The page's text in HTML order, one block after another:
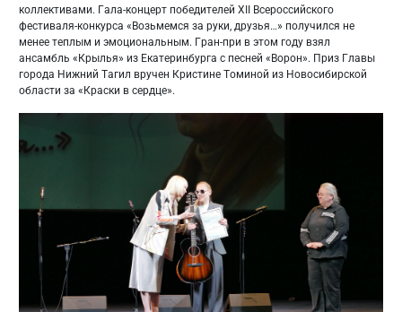
коллективами. Гала-концерт победителей XII Всероссийского
фестиваля-конкурса «Возьмемся за руки, друзья…» получился не
менее теплым и эмоциональным. Гран-при в этом году взял
ансамбль «Крылья» из Екатеринбурга с песней «Ворон». Приз Главы
города Нижний Тагил вручен Кристине Томиной из Новосибирской
области за «Краски в сердце».